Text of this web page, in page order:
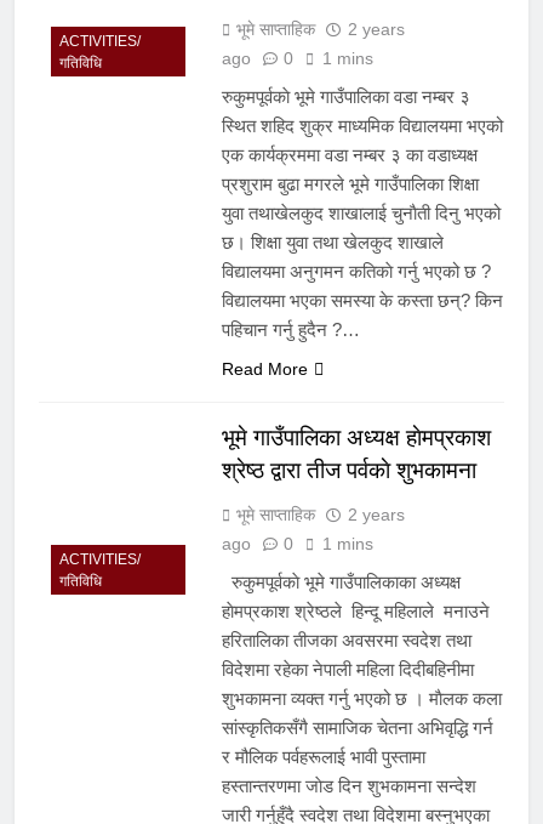
ACTIVITIES/
गतिविधि
भूमे साप्ताहिक
2 years
ago
0 1 mins
रुकुमपूर्वकाे भूमे गाउँपालिका वडा नम्बर ३
स्थित शहिद शुक्र माध्यमिक विद्यालयमा भएको
एक कार्यक्रममा वडा नम्बर ३ का वडाध्यक्ष
प्रशुराम बुढा मगरले भूमे गाउँपालिका शिक्षा
युवा तथाखेलकुद शाखालाई चुनाैती दिनु भएको
छ। शिक्षा युवा तथा खेलकुद शाखाले
विद्यालयमा अनुगमन कतिकाे गर्नु भएको छ ?
विद्यालयमा भएका समस्या के कस्ता छन्? किन
पहिचान गर्नु हुदैन ?…
Read More
ACTIVITIES/
गतिविधि
भूमे गाउँपालिका अध्यक्ष हाेमप्रकाश
श्रेष्ठ द्वारा तीज पर्वकाे शुभकामना
भूमे साप्ताहिक
2 years
ago
0 1 mins
रुकुमपूर्वकाे भूमे गाउँपालिकाका अध्यक्ष
हाेमप्रकाश श्रेष्ठले हिन्दू महिलाले मनाउने
हरितालिका तीजका अवसरमा स्वदेश तथा
विदेशमा रहेका नेपाली महिला दिदीबहिनीमा
शुभकामना व्यक्त गर्नु भएको छ । माैलक कला
सांस्कृतिकसँगै सामाजिक चेतना अभिवृद्धि गर्न
र मौलिक पर्वहरूलाई भावी पुस्तामा
हस्तान्तरणमा जाेड दिन शुभकामना सन्देश
जारी गर्नुहुँदै स्वदेश तथा विदेशमा बस्नुभएका